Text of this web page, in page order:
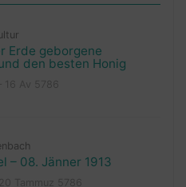
Erde geborgene
den besten Honig
– 08. Jänner 1913